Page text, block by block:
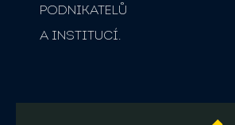
PODNIKATELŮ
A INSTITUCÍ.